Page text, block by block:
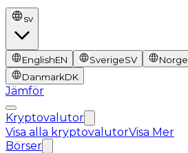
sv
EnglishEN SverigeSV Norge
DanmarkDK
Jämför
Kryptovalutor
Visa alla kryptovalutorVisa Mer
Börser